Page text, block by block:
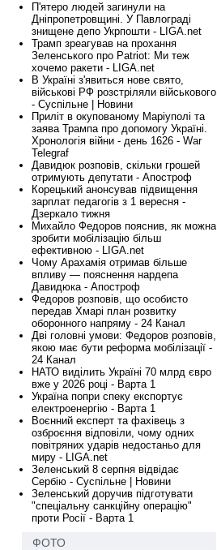
П'ятеро людей загинули на
Дніпропетровщині. У Павлограді
знищене депо Укрпошти - LIGA.net
Трамп зреагував на прохання
Зеленського про Patriot: Ми теж
хочемо ракети - LIGA.net
В Україні з'явиться нове свято,
військові РФ розстріляли військового
- Суспільне | Новини
Приліт в окупованому Маріуполі та
заява Трампа про допомогу Україні.
Хронологія війни - день 1626 - War
Telegraf
Давидюк розповів, скільки грошей
отримують депутати - Апостроф
Корецький анонсував підвищення
зарплат педагогів з 1 вересня -
Дзеркало тижня
Михайло Федоров пояснив, як можна
зробити мобілізацію більш
ефективною - LIGA.net
Чому Арахамія отримав більше
впливу — пояснення нардепа
Давидюка - Апостроф
Федоров розповів, що особисто
передав Хмарі план розвитку
оборонного напряму - 24 Канал
Дві головні умови: Федоров розповів,
якою має бути реформа мобілізації -
24 Канал
НАТО виділить Україні 70 млрд євро
вже у 2026 році - Варта 1
Україна попри спеку експортує
електроенергію - Варта 1
Воєнний експерт та фахівець з
озброєння відповіли, чому одних
повітряних ударів недостаньо для
миру - LIGA.net
Зеленський 8 серпня відвідає
Сербію - Суспільне | Новини
Зеленський доручив підготувати
"спеціальну санкційну операцію"
проти Росії - Варта 1
ФОТО